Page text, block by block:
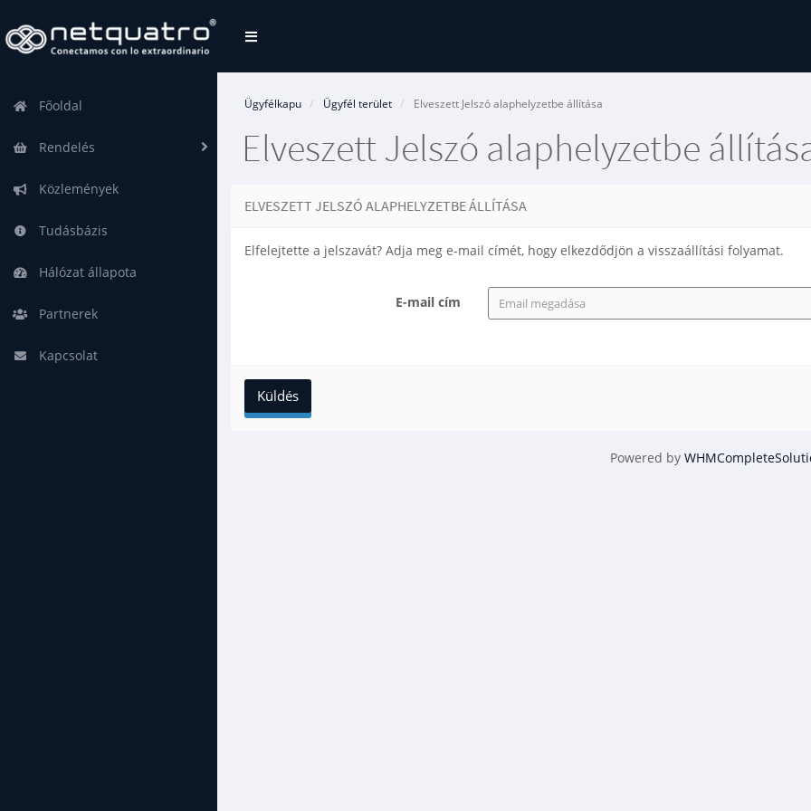
Váltás
navigációra
Főoldal
Rendelés
Közlemények
Tudásbázis
Hálózat állapota
Partnerek
Kapcsolat
Ügyfélkapu Ügyfél terület Elveszett Jelszó alaphelyzetbe állítása
Elveszett Jelszó alaphelyzetbe
ELVESZETT JELSZÓ ALAPHELYZETBE ÁLLÍTÁSA
Elfelejtette a jelszavát? Adja meg e-mail címét, hogy elkezdődjön a visszaállítási folyamat.
E-mail cím
Powered by